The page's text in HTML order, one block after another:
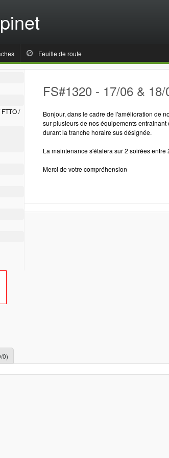
Feuille de route
/
FS#1320 - 17/06 &
Bonjour, dans le cadre de l'amélioration de
sur plusieurs de nos équipements
durant la tranche horaire sus désignée.
La maintenance s'étalera sur 2 soirées entre
Merci de votre compréhension
0)